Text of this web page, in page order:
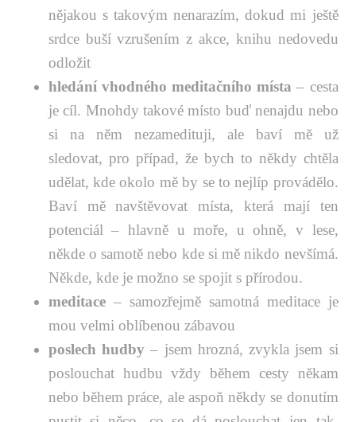
nějakou s takovým nenarazím, dokud mi ještě
srdce buší vzrušením z akce, knihu nedovedu
odložit
hledání vhodného meditačního místa – cesta
je cíl. Mnohdy takové místo buď nenajdu nebo
si na něm nezamedituji, ale baví mě už
sledovat, pro případ, že bych to někdy chtěla
udělat, kde okolo mě by se to nejlíp provádělo.
Baví mě navštěvovat místa, která mají ten
potenciál – hlavně u moře, u ohně, v lese,
někde o samotě nebo kde si mě nikdo nevšímá.
Někde, kde je možno se spojit s přírodou.
meditace– samozřejmě samotná meditace je
mou velmi oblíbenou zábavou
poslech hudby – jsem hrozná, zvykla jsem si
poslouchat hudbu vždy během cesty někam
nebo během práce, ale aspoň někdy se donutím